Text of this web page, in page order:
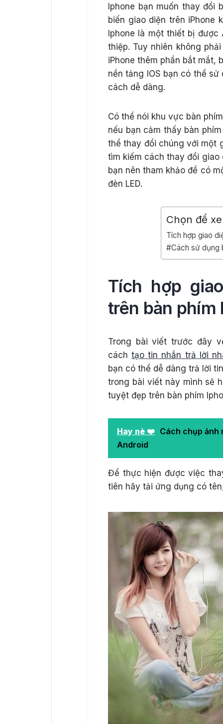
Iphone bạn muốn thay
biến giao diện trên iPhone
Iphone là một thiết bị
thiệp. Tuy nhiên không
iPhone thêm phần bắt mắt,
nền tảng IOS bạn có thể
cách dễ dàng.
Có thể nói khu vực bàn
nếu bạn cảm thấy bàn
thể thay đổi chúng với một
tìm kiếm cách thay đổi giao
bạn nên tham khảo để có
đèn LED.
Chọn để
Tích hợp giao
#Cách sử dụng
Tích hợp
trên bàn phím
Trong bài viết trước đây
cáchtạo tin nhắn trả lời
bạn có thể dễ dàng trả lời
trong bài viết này mình sẽ
tuyệt đẹp trên bàn phím
Hay nè ❤️ Cách chụp ảnh
Android
Để thực hiện được việc
tiên hãy tải ứng dụng có tên